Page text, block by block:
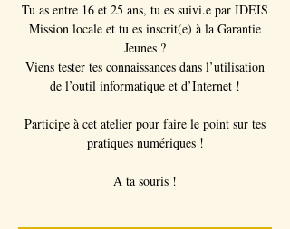
Tu as entre 16 et 25 ans, tu es suivi.e par IDEIS
Mission locale et tu es inscrit(e) à la Garantie
Jeunes ?
Viens tester tes connaissances dans l’utilisation
de l’outil informatique et d’Internet !
Participe à cet atelier pour faire le point sur tes
pratiques numériques !
A ta souris !